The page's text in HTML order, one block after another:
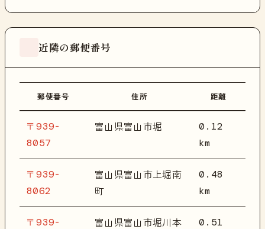
近隣の郵便番号
郵便番号 住所 距離
〒939-
8057
富山県富山市堀
0.12
km
〒939-
8062
富山県富山市上堀南
町
0.48
km
〒939- 富山県富山市堀川本 0.51